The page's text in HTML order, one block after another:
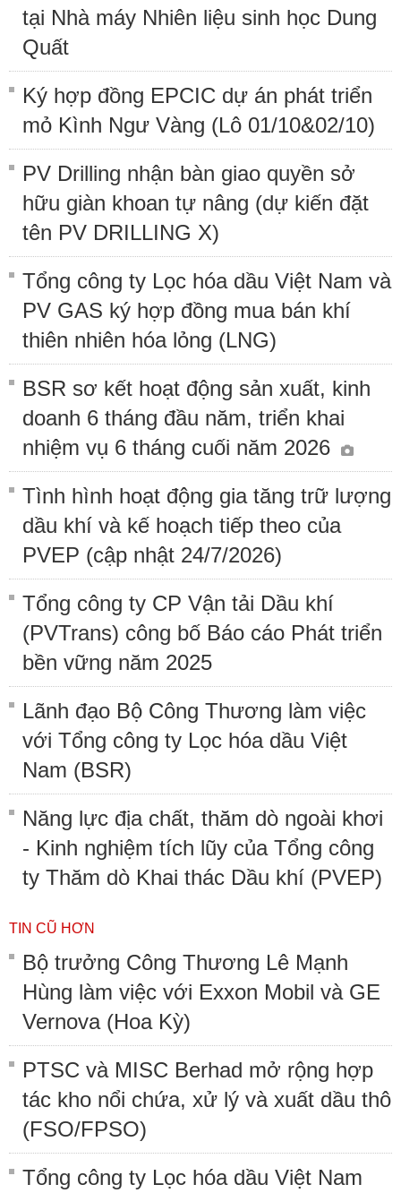
tại Nhà máy Nhiên liệu sinh học Dung
Quất
Ký hợp đồng EPCIC dự án phát triển
mỏ Kình Ngư Vàng (Lô 01/10&02/10)
PV Drilling nhận bàn giao quyền sở
hữu giàn khoan tự nâng (dự kiến đặt
tên PV DRILLING X)
Tổng công ty Lọc hóa dầu Việt Nam và
PV GAS ký hợp đồng mua bán khí
thiên nhiên hóa lỏng (LNG)
BSR sơ kết hoạt động sản xuất, kinh
doanh 6 tháng đầu năm, triển khai
nhiệm vụ 6 tháng cuối năm 2026
Tình hình hoạt động gia tăng trữ lượng
dầu khí và kế hoạch tiếp theo của
PVEP (cập nhật 24/7/2026)
Tổng công ty CP Vận tải Dầu khí
(PVTrans) công bố Báo cáo Phát triển
bền vững năm 2025
Lãnh đạo Bộ Công Thương làm việc
với Tổng công ty Lọc hóa dầu Việt
Nam (BSR)
Năng lực địa chất, thăm dò ngoài khơi
- Kinh nghiệm tích lũy của Tổng công
ty Thăm dò Khai thác Dầu khí (PVEP)
TIN CŨ HƠN
Bộ trưởng Công Thương Lê Mạnh
Hùng làm việc với Exxon Mobil và GE
Vernova (Hoa Kỳ)
PTSC và MISC Berhad mở rộng hợp
tác kho nổi chứa, xử lý và xuất dầu thô
(FSO/FPSO)
Tổng công ty Lọc hóa dầu Việt Nam